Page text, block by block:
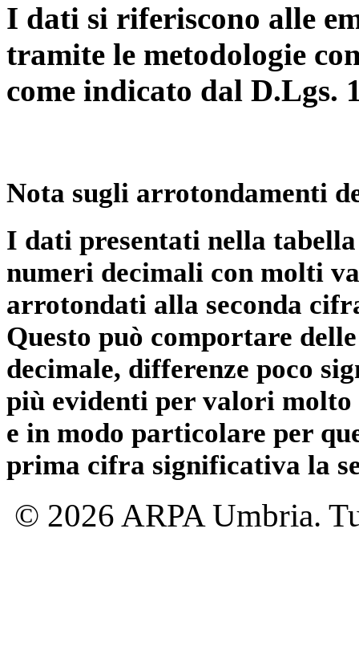
I dati si riferiscono alle
tramite le metodologie
come indicato dal D.Lgs.
Nota sugli arrotondamenti
I dati presentati nella
numeri decimali con molti
arrotondati alla seconda
Questo può comportare
decimale, differenze poco
più evidenti per valori
e in modo particolare per
prima cifra significativa la
© 2026 ARPA Umbria.